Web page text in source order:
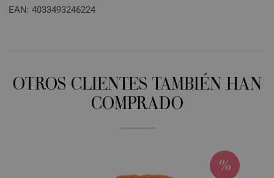
EAN: 4033493246224
OTROS CLIENTES TAMBIÉN HAN
COMPRADO